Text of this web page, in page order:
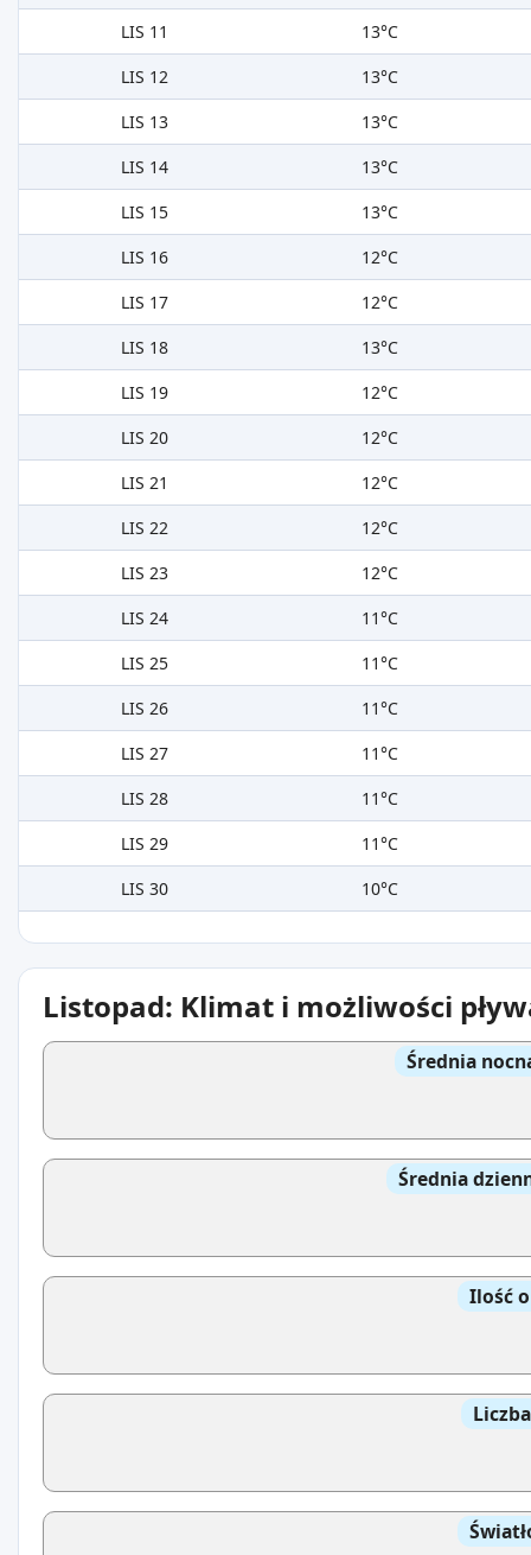
LIS 11
13°C
LIS 12
13°C
LIS 13
13°C
LIS 14
13°C
LIS 15
13°C
LIS 16
12°C
LIS 17
12°C
LIS 18
13°C
LIS 19
12°C
LIS 20
12°C
LIS 21
12°C
LIS 22
12°C
LIS 23
12°C
LIS 24
11°C
LIS 25
11°C
LIS 26
11°C
LIS 27
11°C
LIS 28
11°C
LIS 29
11°C
LIS 30
10°C
Listopad: Klimat i możliwości
Średnia
Średnia
Ilość